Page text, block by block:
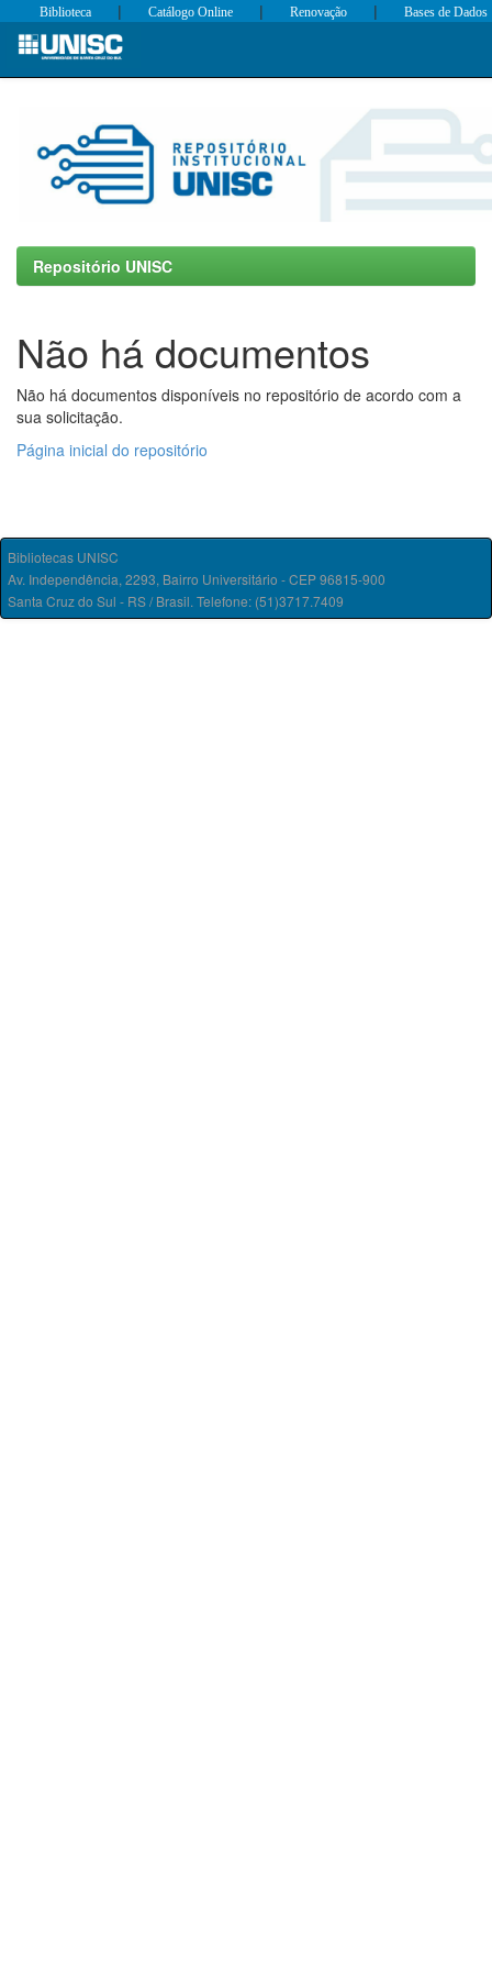
Skip
Biblioteca | Catálogo Online | Renovação | Bases de Dados
Repositório UNISC
Não há documentos
Não há documentos disponíveis no repositório de acordo com a
sua solicitação.
Página inicial do repositório
Bibliotecas UNISC
Av. Independência, 2293, Bairro Universitário - CEP 96815-900
Santa Cruz do Sul - RS / Brasil. Telefone: (51)3717.7409